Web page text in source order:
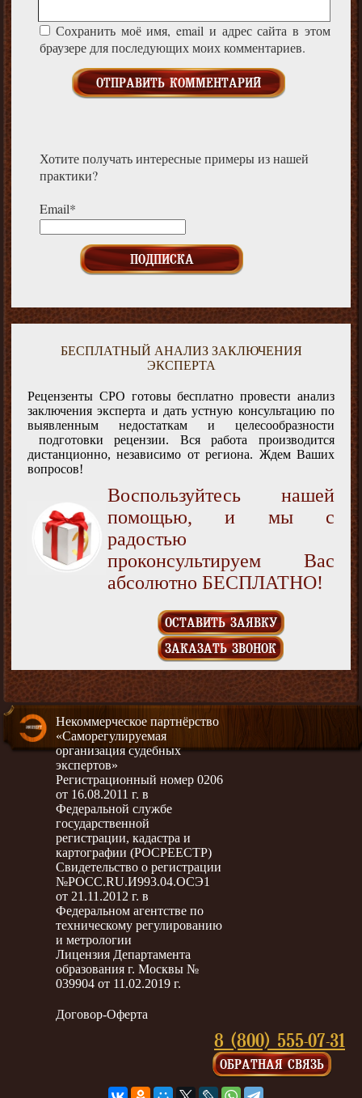
Сохранить моё имя, email и адрес сайта в этом
браузере для последующих моих комментариев.
Хотите получать интересные примеры из нашей
практики?
Email*
БЕСПЛАТНЫЙ АНАЛИЗ ЗАКЛЮЧЕНИЯ
ЭКСПЕРТА
Рецензенты СРО готовы бесплатно провести анализ
заключения эксперта и дать устную консультацию по
выявленным недостаткам и целесообразности
подготовки рецензии. Вся работа производится
дистанционно, независимо от региона. Ждем Ваших
вопросов!
Воспользуйтесь нашей
помощью, и мы с
радостью
проконсультируем Вас
абсолютно БЕСПЛАТНО!
ОСТАВИТЬ ЗАЯВКУ
ЗАКАЗАТЬ ЗВОНОК
Некоммерческое партнёрство
«Саморегулируемая
организация судебных
экспертов»
Регистрационный номер 0206
от 16.08.2011 г. в
Федеральной службе
государственной
регистрации, кадастра и
картографии (РОСРЕЕСТР)
Свидетельство о регистрации
№РОСС.RU.И993.04.ОСЭ1
от 21.11.2012 г. в
Федеральном агентстве по
техническому регулированию
и метрологии
Лицензия Департамента
образования г. Москвы №
039904 от 11.02.2019 г.
Договор-Оферта
8 (800) 555-07-31
ОБРАТНАЯ СВЯЗЬ